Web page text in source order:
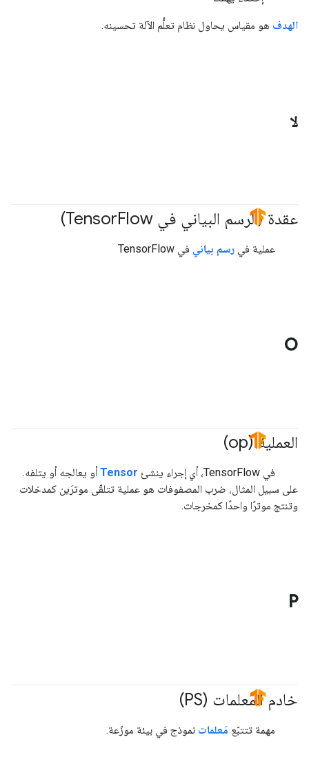
الهدف هو مقياس يحاول نظام تعلُّم الآلة تحسينه.
لا
عقدة (الرسم البياني في Tensor Flow) #TensorFlow
عملية في رسم بياني في TensorFlow
O
العملية (op)
في TensorFlow، أي إجراء ينشئ Tensor أو يعالجه أو يتلفه.
على سبيل المثال، ضرب المصفوفات هو عملية تتلقّى موترَين كمدخلات
وتنتج موترًا واحدًا كمخرجات.
P
خادم المَعلمات (PS)
مهمة تتتبّع مَعلمات نموذج في بيئة موزّعة.